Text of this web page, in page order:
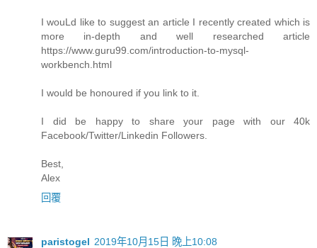
I wouLd like to suggest an article I recently created which is
more in-depth and well researched article
https://www.guru99.com/introduction-to-mysql-
workbench.html
I would be honoured if you link to it.
I did be happy to share your page with our 40k
Facebook/Twitter/Linkedin Followers.
Best,
Alex
回覆
paristogel 2019年10月15日 晚上10:08